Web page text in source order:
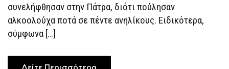
ΠΆΤΡΑ
συνελήφθησαν στην Πάτρα, διότι πούλησαν
αλκοολούχα ποτά σε πέντε ανηλίκους. Ειδικότερα,
σύμφωνα […]
Δείτε Περισσότερα